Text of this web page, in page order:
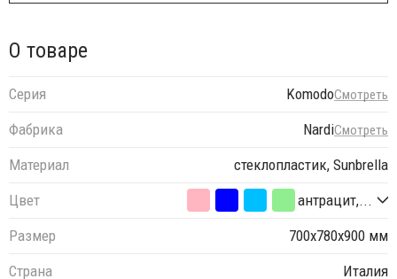
О товаре
Серия KomodoСмотреть
Фабрика NardiСмотреть
Материал
стеклопластик, Sunbrella
Цвет
антрацит,...
Размер
700х780х900 мм
Страна
Италия